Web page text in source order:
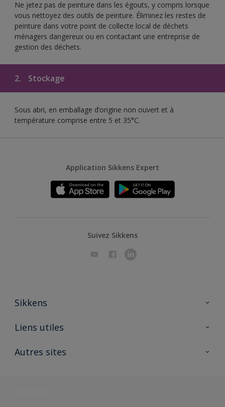
Ne jetez pas de peinture dans les égouts, y compris lorsque
vous nettoyez des outils de peinture. Éliminez les restes de
peinture dans votre point de collecte local de déchets
ménagers dangereux ou en contactant une entreprise de
gestion des déchets.
2. Stockage
Sous abri, en emballage d’origine non ouvert et à
température comprise entre 5 et 35°C.
Application Sikkens Expert
Suivez Sikkens
Sikkens
A propos de Sikkens
Liens utiles
Ouvrir un magasin PASS
Autres sites